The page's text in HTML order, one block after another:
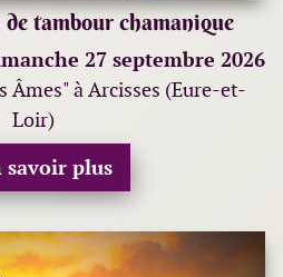
tambour chamanique
27 septembre 2026
Âmes" à Arcisses (Eure-et-
Loir)
savoir plus